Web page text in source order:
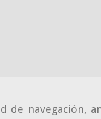
navegación,